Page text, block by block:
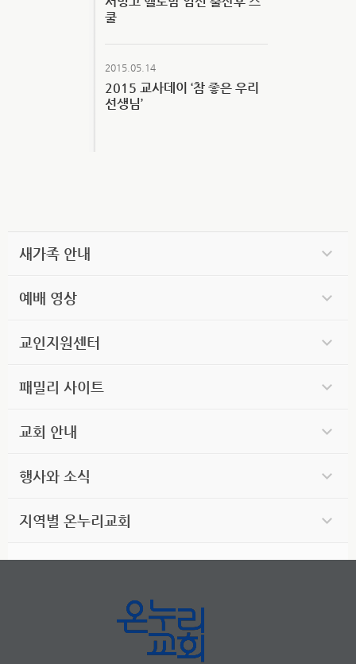
쿨
2015.05.14
2015 교사데이 ‘참 좋은 우리
선생님’
새가족 안내
예배 영상
교인지원센터
패밀리 사이트
교회 안내
행사와 소식
지역별 온누리교회